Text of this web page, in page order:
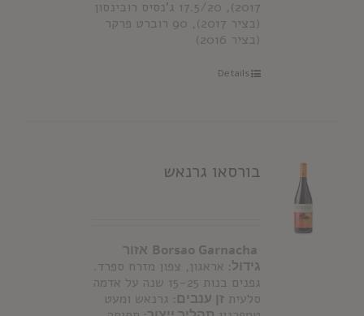
2017), 17.5/20 ג'נסיס רובינסון
(בציר 2017), 90 רוברט פרקר
(בציר 2016)
Details
בורסאו גרנאש
Borsao Garnacha אזור
גידול: אראגון, צפון מזרח ספרד.
גפנים בנות 15-25 שנה על אדמה
סלעית זן ענבים: גרנאש ומעט